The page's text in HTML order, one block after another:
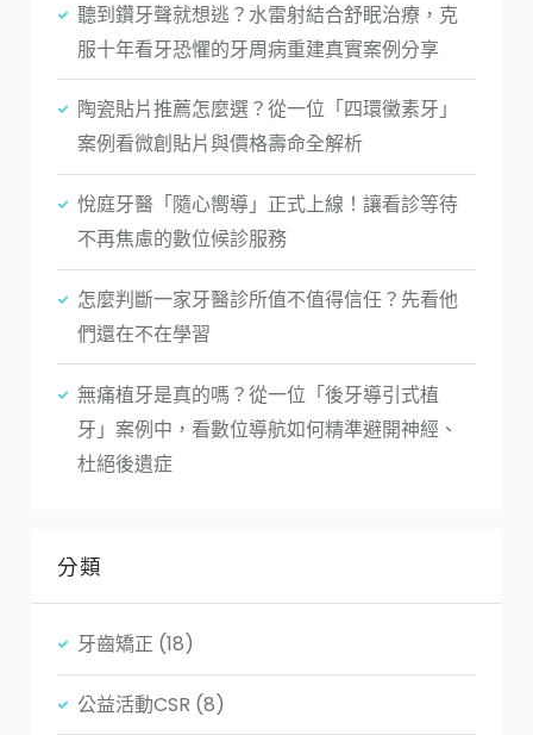
聽到鑽牙聲就想逃？水雷射結合舒眠治療，克
服十年看牙恐懼的牙周病重建真實案例分享
陶瓷貼片推薦怎麼選？從一位「四環黴素牙」
案例看微創貼片與價格壽命全解析
悅庭牙醫「隨心嚮導」正式上線！讓看診等待
不再焦慮的數位候診服務
怎麼判斷一家牙醫診所值不值得信任？先看他
們還在不在學習
無痛植牙是真的嗎？從一位「後牙導引式植
牙」案例中，看數位導航如何精準避開神經、
杜絕後遺症
分類
牙齒矯正 (18)
公益活動CSR (8)